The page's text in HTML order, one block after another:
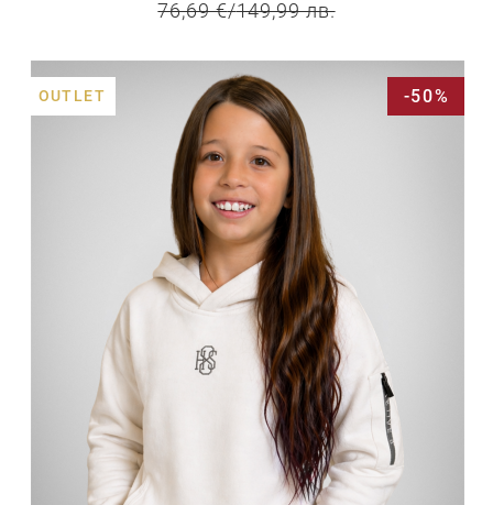
76,69 €/149,99 лв.
OUTLET -50%